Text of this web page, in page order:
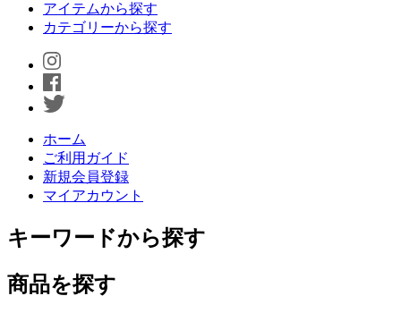
アイテムから探す
カテゴリーから探す
ホーム
ご利用ガイド
新規会員登録
マイアカウント
キーワードから探す
商品を探す